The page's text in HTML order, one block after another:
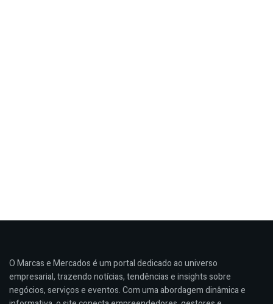
O Marcas e Mercados é um portal dedicado ao universo
empresarial, trazendo notícias, tendências e insights sobre
negócios, serviços e eventos. Com uma abordagem dinâmica e